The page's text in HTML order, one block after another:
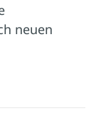
neuen